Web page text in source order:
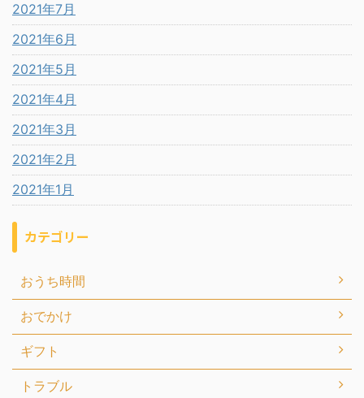
2021年7月
2021年6月
2021年5月
2021年4月
2021年3月
2021年2月
2021年1月
カテゴリー
おうち時間
おでかけ
ギフト
トラブル